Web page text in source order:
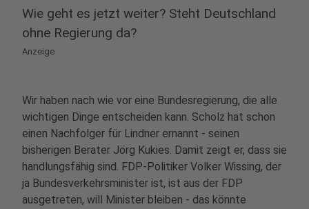
Wie geht es jetzt weiter? Steht Deutschland
ohne Regierung da?
Anzeige
Wir haben nach wie vor eine Bundesregierung, die alle
wichtigen Dinge entscheiden kann. Scholz hat schon
einen Nachfolger für Lindner ernannt - seinen
bisherigen Berater Jörg Kukies. Damit zeigt er, dass sie
handlungsfähig sind. FDP-Politiker Volker Wissing, der
ja Bundesverkehrsminister ist, ist aus der FDP
ausgetreten, will Minister bleiben - das könnte